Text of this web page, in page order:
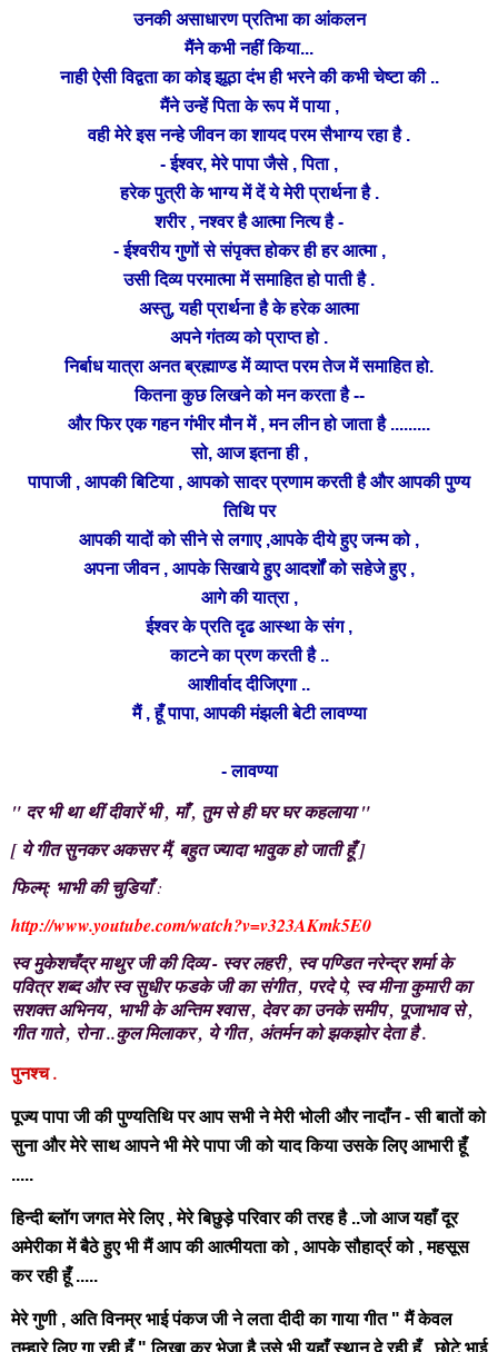
उनकी असाधारण प्रतिभा का आंकलन
मैंनेकभी नहीं किया...
नाही ऐसीविद्वताका कोइ झूठा दंभ ही भरने की कभी चेष्टा की ..
मैंने उन्हें पिता के रूप में पाया ,
वही मेरे इस नन्हे जीवन का शायद परम सैभाग्यरहा है .
- ईश्वर, मेरे पापा जैसे , पिता ,
हरेकपुत्री के भाग्य में दें ये मेरी प्रार्थना है .
शरीर , नश्वर है आत्मा नित्य है -
- ईश्वरीय गुणों से संपृक्त होकर ही हर आत्मा ,
उसी दिव्यपरमात्मामें समाहित हो पाती है .
अस्तु, यही प्रार्थना है के हरेक आत्मा
अपने गंतव्य को प्राप्त हो .
निर्बाध यात्रा अनत ब्रह्माण्ड में व्याप्त परम तेज में समाहित हो.
कितना कुछ लिखने को मन करता है --
और फिर एक गहन गंभीर मौन में , मनलीनहो जाता है .........
सो, आज इतना ही ,
पापाजी , आपकी बिटिया , आपको सादर प्रणाम करती है और आपकी पुण्य
तिथि पर
आपकी यादों को सीने से लगाए ,आपके दीये हुए जन्म को ,
अपना जीवन , आपकेसिखायेहुए आदर्शों को सहेजे हुए ,
आगे की यात्रा ,
ईश्वर के प्रति दृढ आस्था के संग ,
काटने का प्रण करती है ..
आशीर्वाद दीजिएगा ..
मैं , हूँ पापा, आपकी मंझली बेटी लावण्या
- लावण्या
" दरभी था थीं दीवारें भी , माँ , तुम से ही घर घर कहलाया "
[ ये गीत सुनकर अकसर मैं, बहुत ज्यादा भावुक हो जाती हूँ ]
फिल्म्: भाभी की चुडियाँ:
http://www.youtube.com/watch?v=v323AKmk5E0
स्व मुकेशचँद्र माथुर जी की दिव्य - स्वर लहरी , स्व पण्डित नरेन्द्र शर्मा के
पवित्र शब्द और स्व सुधीर फडके जी का संगीत , परदे पे, स्व मीना कुमारी का
सशक्त अभिनय , भाभी के अन्तिम श्वास , देवर का उनके समीप , पूजाभाव से ,
गीत गाते , रोना ..कुल मिलाकर , ये गीत , अंतर्मन को झकझोर देता है .
पुनश्च.
पूज्यपापा जीकी पुण्यतिथि पर आप सभी ने मेरी भोली और नादाँन - सी बातों को
सुना और मेरे साथ आपने भी मेरे पापा जी को याद किया उसके लिए आभारी हूँ
.....
हिन्दी ब्लॉग जगत मेरे लिए , मेरे बिछुड़े परिवार की तरह है ..जो आज यहाँ दूर
अमेरीका में बैठे हुए भी मैं आप की आत्मीयता को , आपके सौहार्द्र को , महसूस
कर रही हूँ .....
मेरे गुणी , अति विनम्र भाई पंकज जी ने लता दीदी का गाया गीत " मैं केवल
तुम्हारे लिए गा रही हूँ " लिखा कर भेजा है उसे भी यहाँ स्थान दे रही हूँ ..छोटे भाई